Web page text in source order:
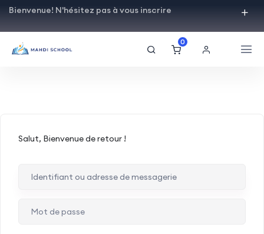
Bienvenue! N'hésitez pas à vous inscrire
0
Salut, Bienvenue de retour !